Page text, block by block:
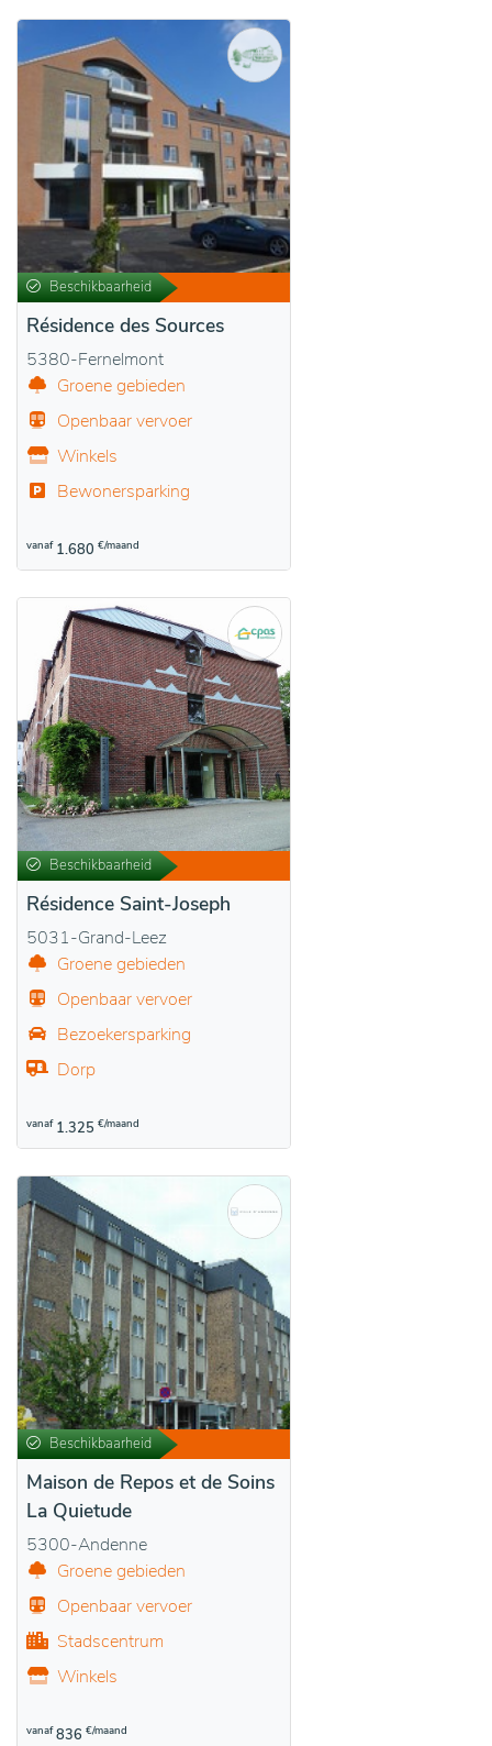
Beschikbaarheid
Résidence des Sources
5380-Fernelmont
Groene gebieden
Openbaar vervoer
Winkels
Bewonersparking
vanaf 1.680 €/maand
Beschikbaarheid
Résidence Saint-Joseph
5031-Grand-Leez
Groene gebieden
Openbaar vervoer
Bezoekersparking
Dorp
vanaf 1.325 €/maand
Beschikbaarheid
Maison de Repos et de Soins
La Quietude
5300-Andenne
Groene gebieden
Openbaar vervoer
Stadscentrum
Winkels
vanaf 836 €/maand